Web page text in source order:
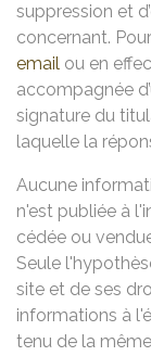
suppression et
concernant.
email ou en
accompagnée
signature du
laquelle la
Aucune
n'est publiée à
cédée ou
Seule
site et de ses
informations à
tenu de la